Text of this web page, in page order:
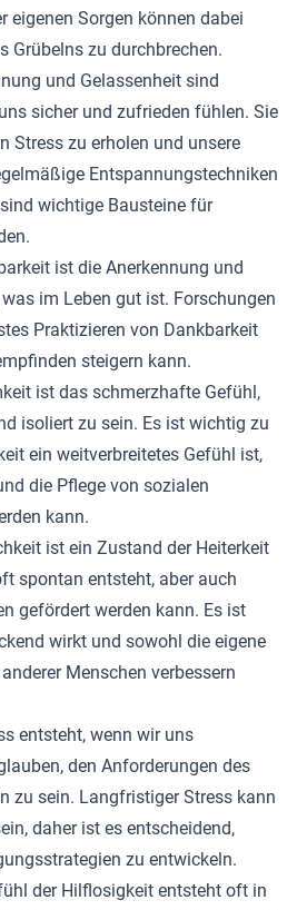
eigenen Sorgen können dabei
Grübelns zu durchbrechen.
und Gelassenheit sind
sicher und zufrieden fühlen. Sie
Stress zu erholen und unsere
Entspannungstechniken
wichtige Bausteine für
ist die Anerkennung und
im Leben gut ist. Forschungen
Praktizieren von Dankbarkeit
steigern kann.
ist das schmerzhafte Gefühl,
isoliert zu sein. Es ist wichtig zu
ein weitverbreitetes Gefühl ist,
die Pflege von sozialen
kann.
ist ein Zustand der Heiterkeit
spontan entsteht, aber auch
gefördert werden kann. Es ist
wirkt und sowohl die eigene
Menschen verbessern
entsteht, wenn wir uns
den Anforderungen des
zu sein. Langfristiger Stress kann
daher ist es entscheidend,
zu entwickeln.
der Hilflosigkeit entsteht oft in